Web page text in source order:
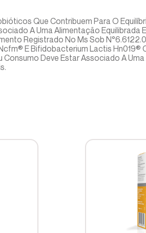
Que Contribuem Para O
A Uma Alimentação Equilibrada
Registrado No Ms Sob
E Bifidobacterium Lactis Hn019®
Consumo Deve Estar Associado A